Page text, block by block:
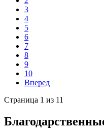
3
4
5
6
7
8
9
10
Вперед
Страница 1 из 11